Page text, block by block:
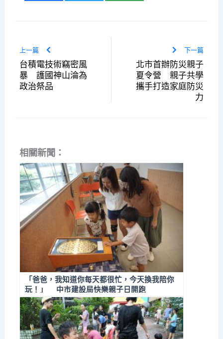
上一篇
台積電技術竊密風
暴 護國神山淪為
政治祭品
下一篇
北市首辦防災親子
夏令營 親子共學
攜手打造家庭防災
力
相關新聞：
「爸爸，我知道你每天都很忙，今天換我陪你
玩！」 中市建設局快樂親子日開跑